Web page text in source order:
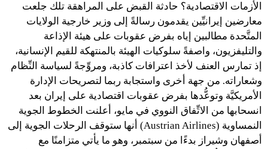
الأزمات الاقتصادية؟ حادثة القبض على المراهقة تلك جلعت
معارضين إيرانيِّين يقدمون رسالةً إلى وزير خارجية الولايات
المتَّحدة مطالبين إياه بفرض عقوبات على هيئة الإذاعة
والتليفزيون، واصفةً سلوكيات الهيئة بالمنتهكة للقيم الإنسانية،
إذ تمارس العنف لأخذ اعترافات كاذبة، ومروِّجةً لسياسة النِّظام
وشعاراته. من جهة أخرى واستجابة ربما لتصريحات الإدارة
الأمريكيَّة وتوعُّدها بفرض عقوبات اقتصادية على إيران بعد
انسحابها من الاتِّفاق النووي في مايو، أعلنت الخطوط الجوية
النمساوية (Austrian Airlines) أنها ستوقف الرحلات الجوية إلى
أصفهان وشيراز بدءًا من سبتمبر، وهو ما يأتي متزامنًا مع